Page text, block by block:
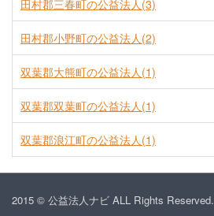
田村郡三春町の公益法人(3)
田村郡小野町の公益法人(2)
双葉郡大熊町の公益法人(1)
双葉郡双葉町の公益法人(1)
双葉郡浪江町の公益法人(1)
2015 © 公益法人ナビ ALL Rights Reserved.